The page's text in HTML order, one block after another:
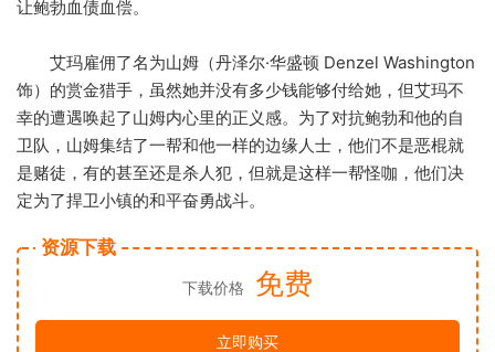
让鲍勃血债血偿。
艾玛雇佣了名为山姆（丹泽尔·华盛顿 Denzel Washington
饰）的赏金猎手，虽然她并没有多少钱能够付给她，但艾玛不
幸的遭遇唤起了山姆内心里的正义感。为了对抗鲍勃和他的自
卫队，山姆集结了一帮和他一样的边缘人士，他们不是恶棍就
是赌徒，有的甚至还是杀人犯，但就是这样一帮怪咖，他们决
定为了捍卫小镇的和平奋勇战斗。
资源下载
下载价格 免费
立即购买